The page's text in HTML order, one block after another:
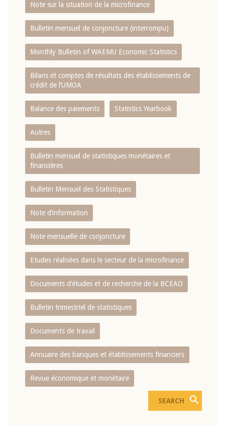
Note sur la situation de la microfinance
Bulletin mensuel de conjoncture (interrompu)
Monthly Bulletin of WAEMU Economic Statistics
Bilans et comptes de résultats des établissements de
crédit de l‘UMOA
Balance des paiements Statistics Yearbook
Autres
Bulletin mensuel de statistiques monétaires et
financières
Bulletin Mensuel des Statistiques
Note d’information
Note mensuelle de conjoncture
Etudes réalisées dans le secteur de la microfinance
Documents d’études et de recherche de la BCEAO
Bulletin trimestriel de statistiques
Documents de travail
Annuaire des banques et établissements financiers
Revue économique et monétaire